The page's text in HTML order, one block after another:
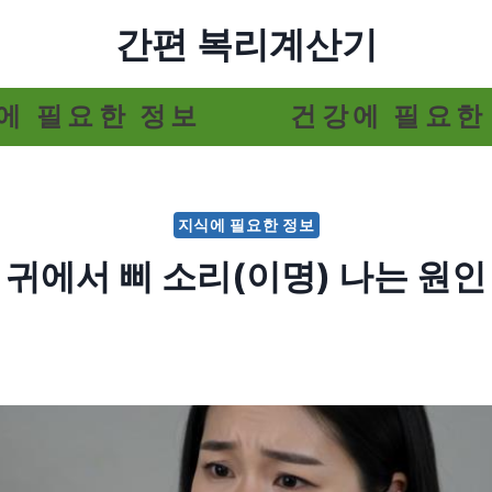
간편 복리계산기
필요한 정보 건강에 필요
지식에 필요한 정보
귀에서 삐 소리(이명) 나는 원인